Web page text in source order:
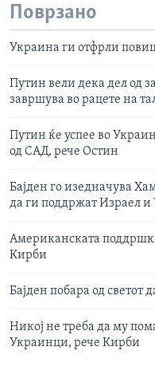
Поврзано
Украина ги отфрли
Путин вели дека дел од
завршува во рацете на
Путин ќе успее во
од САД, рече Остин
Бајден го изедначува
да ги поддржат Израел и
Aмериканската
Кирби
Бајден побара од светот
Никој не треба да му
Украинци, рече Кирби